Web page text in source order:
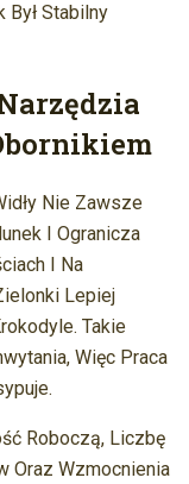
Był Stabilny
Nie Zawsze
I Ogranicza
I Na
Lepiej
Takie
Więc Praca
Roboczą, Liczbę
Oraz Wzmocnienia